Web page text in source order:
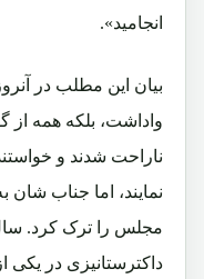
انجامید».
بیان این مطلب در
واداشت، بلکه همه از
ناراحت شدند و
نمایند، اما جناب
داکترستانیزی در یکی